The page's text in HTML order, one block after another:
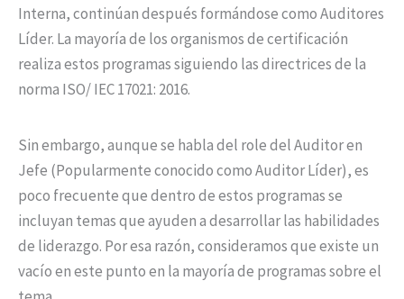
Interna, continúan después formándose como Auditores
Líder. La mayoría de los organismos de certificación
realiza estos programas siguiendo las directrices de la
norma ISO/ IEC 17021: 2016.
Sin embargo, aunque se habla del role del Auditor en
Jefe (Popularmente conocido como Auditor Líder), es
poco frecuente que dentro de estos programas se
incluyan temas que ayuden a desarrollar las habilidades
de liderazgo. Por esa razón, consideramos que existe un
vacío en este punto en la mayoría de programas sobre el